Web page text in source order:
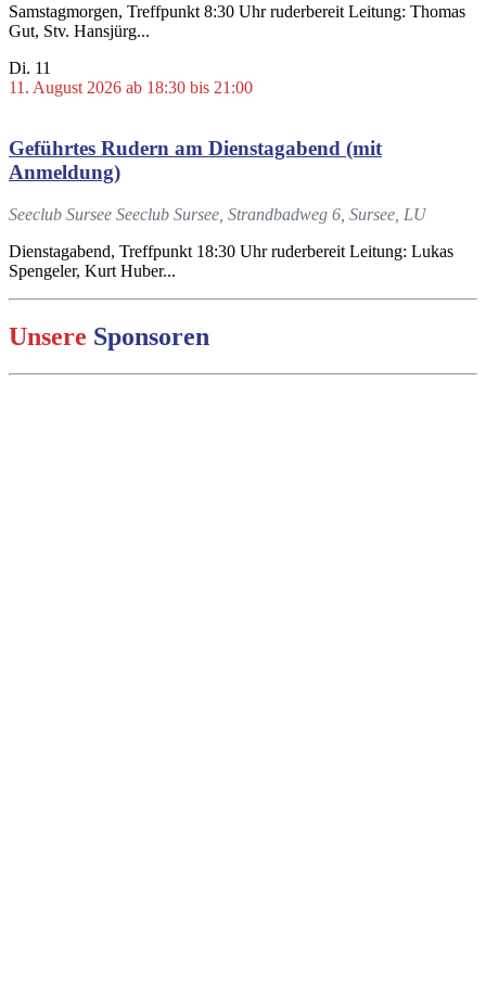
Samstagmorgen, Treffpunkt 8:30 Uhr ruderbereit Leitung: Thomas
Gut, Stv. Hansjürg...
Di. 11
11. August 2026 ab 18:30 bis 21:00
Geführtes Rudern am Dienstagabend (mit
Anmeldung)
Seeclub Sursee Seeclub Sursee, Strandbadweg 6, Sursee, LU
Dienstagabend, Treffpunkt 18:30 Uhr ruderbereit Leitung: Lukas
Spengeler, Kurt Huber...
Unsere Sponsoren